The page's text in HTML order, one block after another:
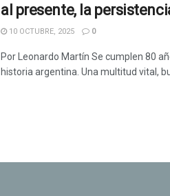
al presente, la
10 OCTUBRE, 2025 0
Por Leonardo Martín Se cumplen 80
historia argentina. Una multitud vital,